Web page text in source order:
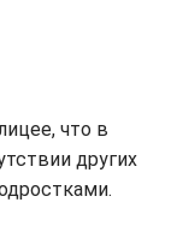
что в
других